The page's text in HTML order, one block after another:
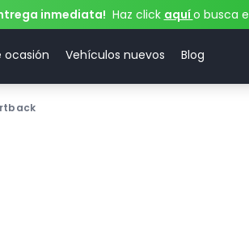
inmediata! Haz click aquío busca
ocasión Vehículos nuevos Blog